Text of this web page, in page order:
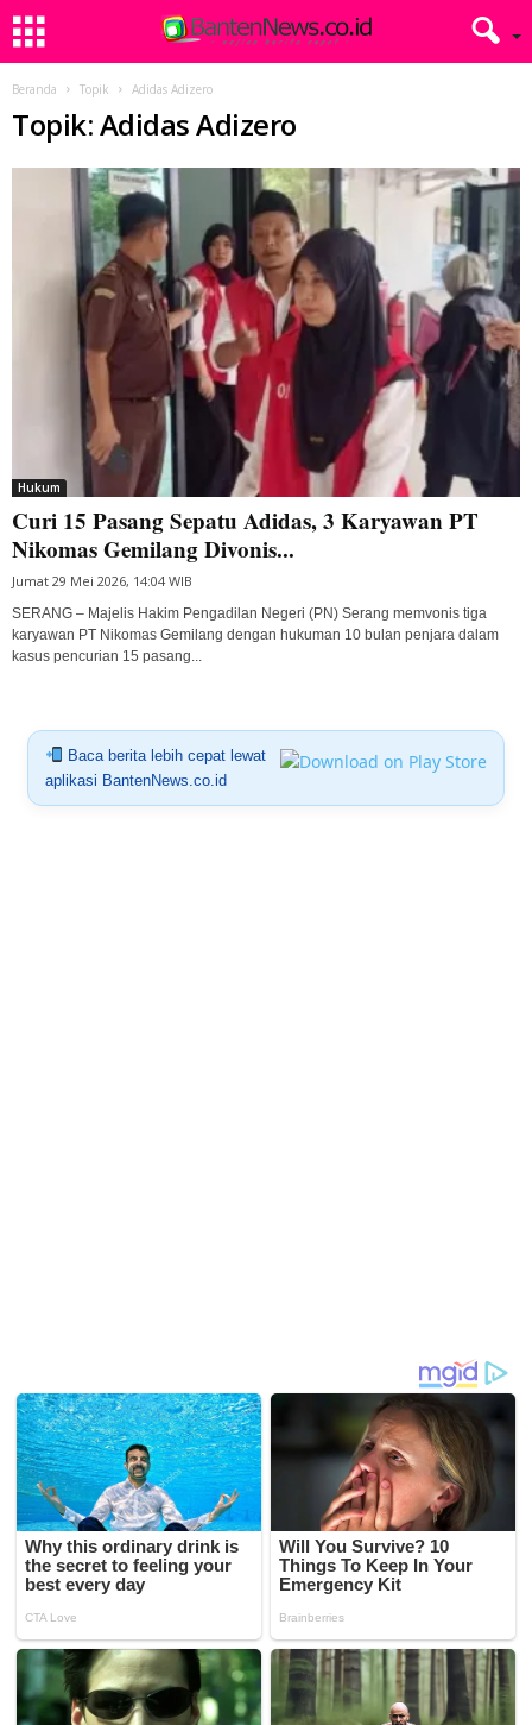
Beranda Topik Adidas Adizero
Topik: Adidas Adizero
Hukum
Curi 15 Pasang Sepatu Adidas, 3 Karyawan PT
Nikomas Gemilang Divonis...
Jumat 29 Mei 2026, 14:04 WIB
SERANG – Majelis Hakim Pengadilan Negeri (PN) Serang memvonis tiga
karyawan PT Nikomas Gemilang dengan hukuman 10 bulan penjara dalam
kasus pencurian 15 pasang...
Baca berita lebih cepat lewat
aplikasi BantenNews.co.id